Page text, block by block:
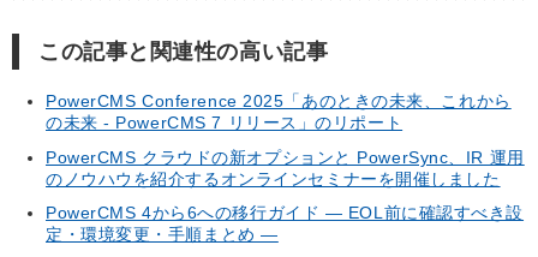
この記事と関連性の高い記事
PowerCMS Conference 2025「あのときの未来、これから
の未来 - PowerCMS 7 リリース」のリポート
PowerCMS クラウドの新オプションと PowerSync、IR 運用
のノウハウを紹介するオンラインセミナーを開催しました
PowerCMS 4から6への移行ガイド — EOL前に確認すべき設
定・環境変更・手順まとめ —